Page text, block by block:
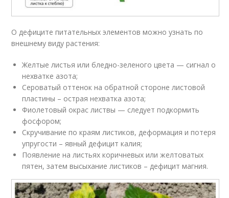
О дефиците питательных элементов можно узнать по
внешнему виду растения:
Желтые листья или бледно-зеленого цвета — сигнал о
нехватке азота;
Сероватый оттенок на обратной стороне листовой
пластины – острая нехватка азота;
Фиолетовый окрас листвы — следует подкормить
фосфором;
Скручивание по краям листиков, деформация и потеря
упругости – явный дефицит калия;
Появление на листьях коричневых или желтоватых
пятен, затем высыхание листиков – дефицит магния.